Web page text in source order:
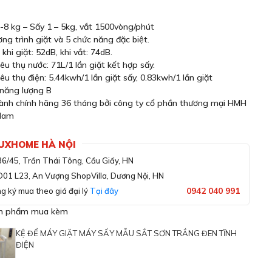
8 kg – Sấy 1 – 5kg, vắt 1500vòng/phút
trình giặt và 5 chức năng đặc biệt.
giặt: 52dB, khi vắt: 74dB.
thụ nước: 71L/1 lần giặt kết hợp sấy.
thụ điện: 5.44kwh/1 lần giặt sấy, 0.83kwh/1 lần giặt
lượng B
chính hãng 36 tháng bởi công ty cổ phần thương mại HMH
HÀ NỘI
45, Trần Thái Tông, Cầu Giấy, HN
L23, An Vượng ShopVilla, Dương Nội, HN
ký mua theo giá đại lý Tại đây
0942 040 991
phẩm mua kèm
KỆ ĐỂ MÁY GIẶT MÁY SẤY MẪU SẮT SƠN TRẮNG ĐEN TĨNH
ĐIỆN